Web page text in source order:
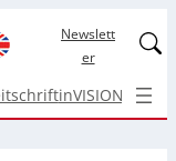
Newslett
er
inVISION Top